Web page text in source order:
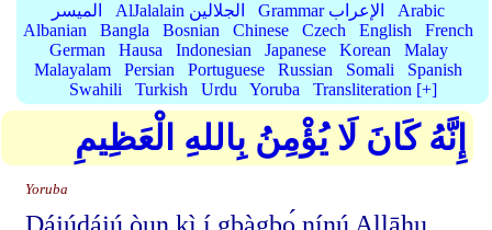
الميسر
AlJalalain الجلالين Grammar الإعراب
Arabic
Albanian
Bangla Bosnian Chinese Czech English
French
German
Hausa Indonesian Japanese Korean
Malay
Malayalam
Persian Portuguese Russian Somali
Spanish
Swahili
Turkish Urdu Yoruba Transliteration [+]
إِنَّهُ كَانَ لَا يُؤْمِنُ بِاللهِ الْعَظِيمِ
Yoruba